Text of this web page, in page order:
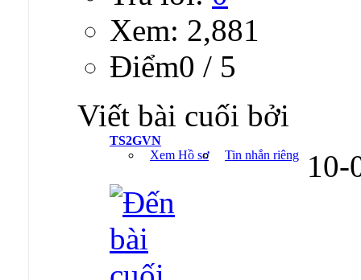
Xem: 2,881
Ðiểm0 / 5
Viết bài cuối bởi
TS2GVN
Xem Hồ sơ
Tin nhắn riêng